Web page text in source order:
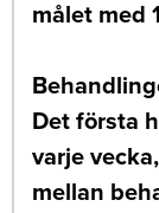
målet med
Det första
varje
mellan